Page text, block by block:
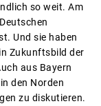
so weit. Am
Und sie haben
Zukunftsbild der
aus Bayern
den Norden
zu diskutieren.